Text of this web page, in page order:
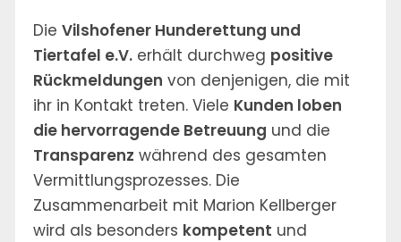
Die Vilshofener Hunderettung und
Tiertafel e.V. erhält durchweg positive
Rückmeldungen von denjenigen, die mit
ihr in Kontakt treten. Viele Kunden loben
die hervorragende Betreuung und die
Transparenz während des gesamten
Vermittlungsprozesses. Die
Zusammenarbeit mit Marion Kellberger
wird als besonders kompetent und